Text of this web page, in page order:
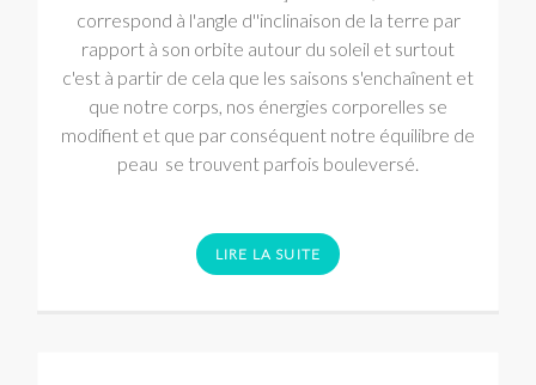
correspond à l'angle d''inclinaison de la terre par
rapport à son orbite autour du soleil et surtout
c'est à partir de cela que les saisons s'enchaînent et
que notre corps, nos énergies corporelles se
modifient et que par conséquent notre équilibre de
peau se trouvent parfois bouleversé.
LIRE LA SUITE